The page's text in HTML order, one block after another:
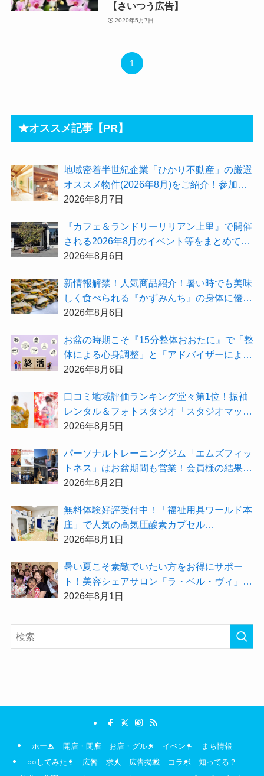
【さいつう広告】
2020年5月7日
1
★オススメ記事【PR】
地域密着半世紀企業「ひかり不動産」の厳選
オススメ物件(2026年8月)をご紹介！参加費
無料『”木の家”新潟工場見学会』のご予約も
2026年8月7日
『カフェ＆ランドリーリリアン上里』で開催
される2026年8月のイベント等をまとめてご
紹介！
2026年8月6日
新情報解禁！人気商品紹介！暑い時でも美味
しく食べられる『かずみんち』の身体に優し
い天然酵母手作り減塩パンを召し上がれ♪
2026年8月6日
お盆の時期こそ『15分整体おおたに』で「整
体による心身調整」と「アドバイザーによる
身辺整理の準備」をしてみませんか？
2026年8月6日
⼝コミ地域評価ランキング堂々第1位！振袖
レンタル＆フォトスタジオ「スタジオマック
ス」がお得な『2026年8月限定キャンペー
2026年8月5日
パーソナルトレーニングジム「エムズフィッ
トネス」はお盆期間も営業！会員様の結果を
大公開★
2026年8月2日
無料体験好評受付中！「福祉用具ワールド本
庄」で人気の高気圧酸素カプセル
「O2BOX（30分500円）」で夏バテ撃退★
2026年8月1日
暑い夏こそ素敵でいたい方をお得にサポー
ト！美容シェアサロン「ラ・ベル・ヴィ」か
ら2026年8月のお得情報が届きました！
2026年8月1日
ホーム 開店・閉店 お店・グルメ イベント
まち情報
○○してみた！
広告 求人 広告掲載 コラボ
知ってる？